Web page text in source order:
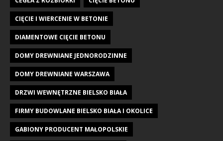
CIĘCIE I WIERCENIE W BETONIE
DIAMENTOWE CIĘCIE BETONU
DOMY DREWNIANE JEDNORODZINNE
DOMY DREWNIANE WARSZAWA
DRZWI WEWNĘTRZNE BIELSKO BIAŁA
FIRMY BUDOWLANE BIELSKO BIAŁA I OKOLICE
GABIONY PRODUCENT MAŁOPOLSKIE